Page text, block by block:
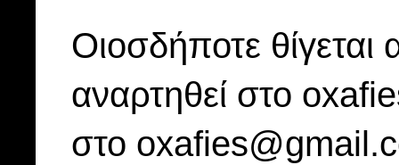
Οιοσδήποτε
αναρτηθεί στο
στο